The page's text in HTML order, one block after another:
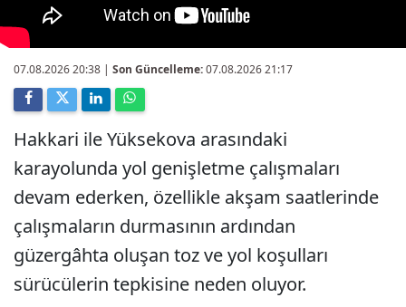
07.08.2026 20:38 | Son Güncelleme:07.08.2026 21:17
Hakkari ile Yüksekova arasındaki
karayolunda yol genişletme çalışmaları
devam ederken, özellikle akşam saatlerinde
çalışmaların durmasının ardından
güzergâhta oluşan toz ve yol koşulları
sürücülerin tepkisine neden oluyor.